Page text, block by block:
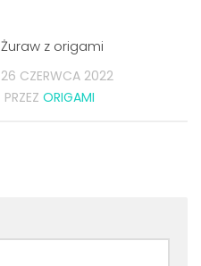
Żuraw z origami
26 CZERWCA 2022
PRZEZ ORIGAMI